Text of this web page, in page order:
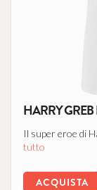
HARRY
Il super eroe di
tutto
ACQUISTA